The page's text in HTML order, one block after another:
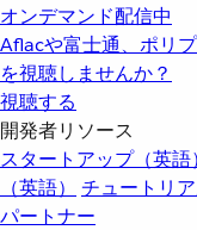
オンデマンド配信中
Aflacや富士通、ポリ
を視聴しませんか？
視聴する
開発者リソース
スタートアップ（英語）
（英語）
チュートリア
パートナー